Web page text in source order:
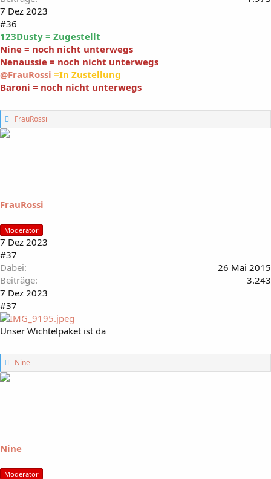
7 Dez 2023
#36
123Dusty = Zugestellt
Nine = noch nicht unterwegs
Nenaussie = noch nicht unterwegs
@FrauRossi =In Zustellung
Baroni = noch nicht unterwegs
G
e
r
FrauRossi
FrauRossi
Moderator
7 Dez 2023
#37
Dabei
26 Mai 2015
Beiträge
3.243
7 Dez 2023
#37
Unser Wichtelpaket ist da
G
e
r
Nine
Nine
Moderator